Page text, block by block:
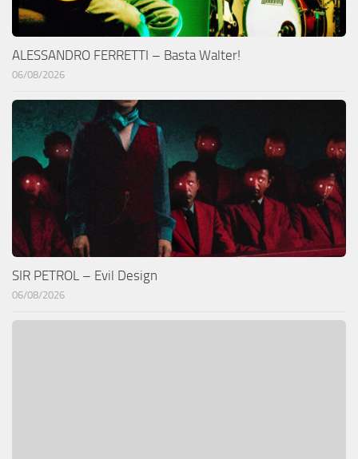
ALESSANDRO FERRETTI – Basta Walter!
06/08/2026
SIR PETROL – Evil Design
06/08/2026